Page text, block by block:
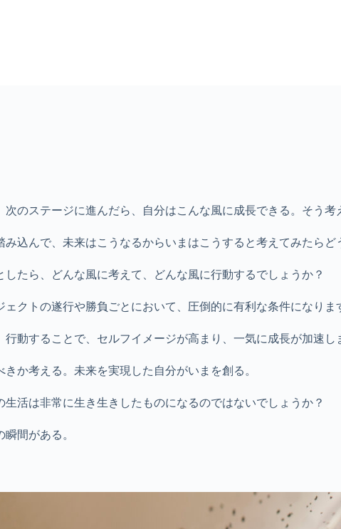
のステージに進んだら、自分はこんな風に成長できる。そう
込んで、未来はこうなるからいまはこうすると考えてみたらど
たら、どんな風に考えて、どんな風に行動するでしょうか？
クトの遂行や勝負ごとにおいて、圧倒的に有利な条件になりま
動することで、セルフイメージが高まり、一気に成長が加速し
か考える。未来を実現した自分がいまを創る。
活は非常に生き生きしたものになるのではないでしょうか？
間がある。